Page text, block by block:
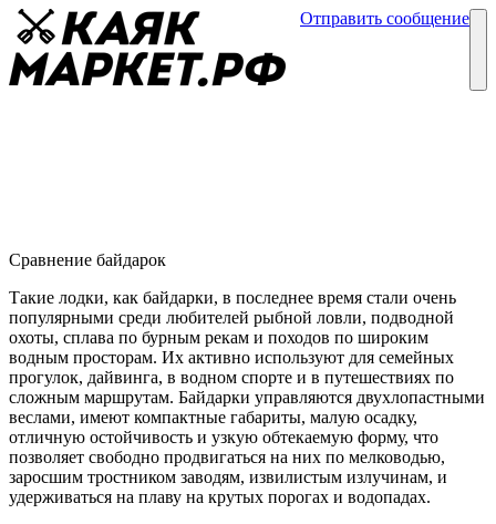
Отправить сообщение
Сравнение байдарок
Такие лодки, как байдарки, в последнее время стали очень
популярными среди любителей рыбной ловли, подводной
охоты, сплава по бурным рекам и походов по широким
водным просторам. Их активно используют для семейных
прогулок, дайвинга, в водном спорте и в путешествиях по
сложным маршрутам. Байдарки управляются двухлопастными
веслами, имеют компактные габариты, малую осадку,
отличную остойчивость и узкую обтекаемую форму, что
позволяет свободно продвигаться на них по мелководью,
заросшим тростником заводям, извилистым излучинам, и
удерживаться на плаву на крутых порогах и водопадах.